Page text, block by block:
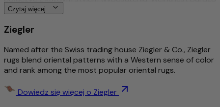
dobrej jakości i jest barwiona naturalnymi barwnikami
stworzony przez przedsiębiorcę ze Szwajcarii i do dziś jest
Więcej o tym produkcie
Bogato szczegółowy i stylowy wzór
Czytaj więcej...
Ziegler
Named after the Swiss trading house Ziegler & Co., Ziegler
rugs blend oriental patterns with a Western sense of color
and rank among the most popular oriental rugs.
Dowiedz się więcej o Ziegler